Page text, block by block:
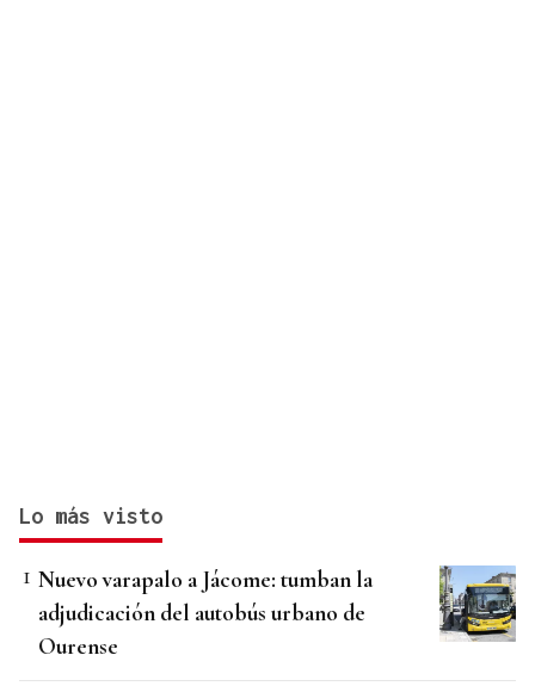
Lo más visto
Nuevo varapalo a Jácome: tumban la
adjudicación del autobús urbano de
Ourense